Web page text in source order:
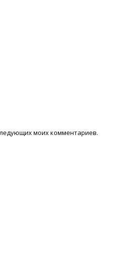
моих комментариев.